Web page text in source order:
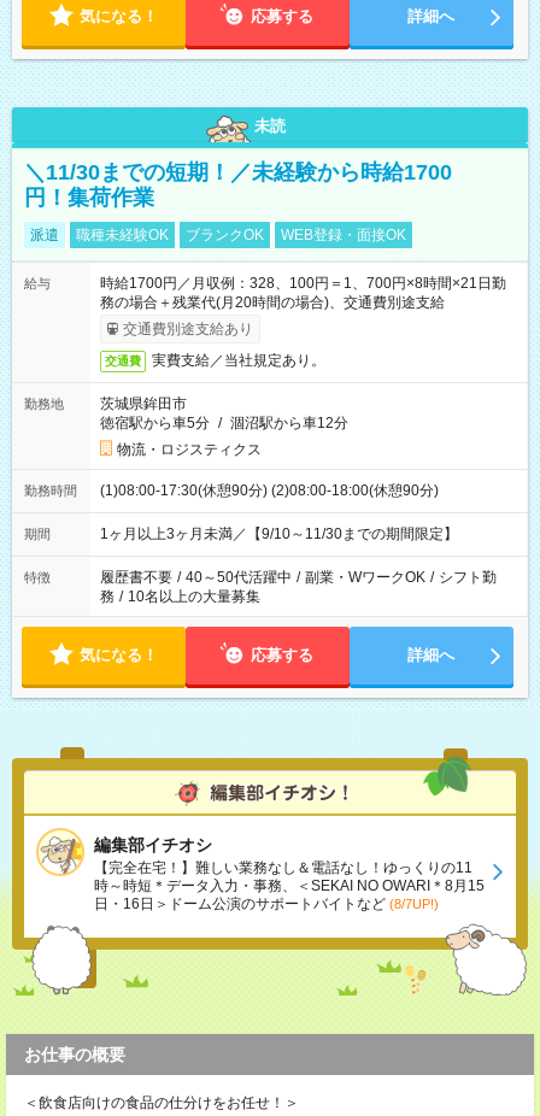
気になる！ 応募する 詳細へ
未読
＼11/30までの短期！／未経験から時給1700
円！集荷作業
派遣 職種未経験OK ブランクOK WEB登録・面接OK
給与
時給1700円／月収例：328、100円＝1、700円×8時間×21日勤
務の場合＋残業代(月20時間の場合)、交通費別途支給
交通費別途支給あり
交通費 実費支給／当社規定あり。
勤務地
茨城県鉾田市
徳宿駅から車5分 / 涸沼駅から車12分
物流・ロジスティクス
勤務時間 (1)08:00-17:30(休憩90分) (2)08:00-18:00(休憩90分)
期間 1ヶ月以上3ヶ月未満／【9/10～11/30までの期間限定】
特徴 履歴書不要 / 40～50代活躍中 / 副業・WワークOK / シフト勤
務 / 10名以上の大量募集
気になる！ 応募する 詳細へ
編集部イチオシ
【完全在宅！】難しい業務なし＆電話なし！ゆっくりの11
時～時短＊データ入力・事務、＜SEKAI NO OWARI＊8月15
日・16日＞ドーム公演のサポートバイトなど (8/7UP!)
お仕事の概要
＜飲食店向けの食品の仕分けをお任せ！＞